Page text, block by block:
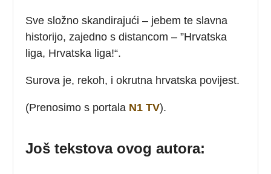
Sve složno skandirajući – jebem te slavna
historijo, zajedno s distancom – ”Hrvatska
liga, Hrvatska liga!“.
Surova je, rekoh, i okrutna hrvatska povijest.
(Prenosimo s portala N1 TV).
Još tekstova ovog autora: